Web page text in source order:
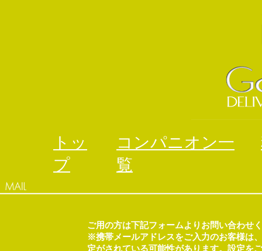
トッ
プ
コンパニオン一
覧
ご用の方は下記フォームよりお問い合わせ
※携帯メールアドレスをご入力のお客様は
定がされている可能性があります。設定を